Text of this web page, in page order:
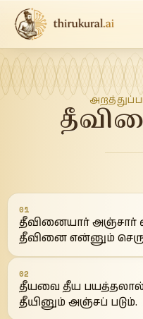
01
தீவினையார் அஞ்சார்
தீவினை என்னும்
02
தீயவை தீய
தீயினும் அஞ்சப் படும்.